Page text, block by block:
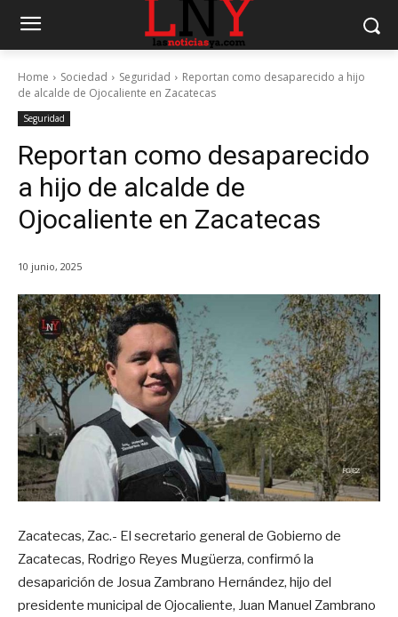
Home Sociedad Seguridad
Reportan como desaparecido a hijo
de alcalde de Ojocaliente en Zacatecas
Seguridad
Reportan como desaparecido
a hijo de alcalde de
Ojocaliente en Zacatecas
10 junio, 2025
Zacatecas, Zac.- El secretario general de Gobierno de
Zacatecas, Rodrigo Reyes Mugüerza, confirmó la
desaparición de Josua Zambrano Hernández, hijo del
presidente municipal de Ojocaliente, Juan Manuel Zambrano